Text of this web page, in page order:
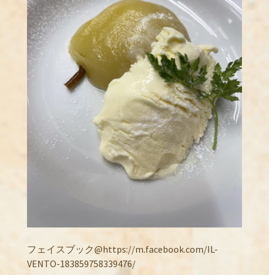
フェイスブック@https://m.facebook.com/IL-
VENTO-183859758339476/